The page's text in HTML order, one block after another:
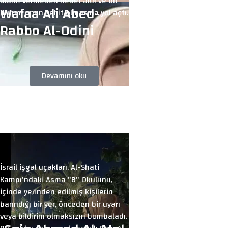
Wafaa Ali Abed-
Rabbo Al-Odini
durum onun şehit olmasına yol açtı.
Devamını oku
İsrail işgal uçakları, Al-Shati
Kampı'ndaki Asma "B" Okulunu,
içinde yerinden edilmiş kişilerin
barındığı bir yer, önceden bir uyarı
veya bildirim olmaksızın bombaladı.